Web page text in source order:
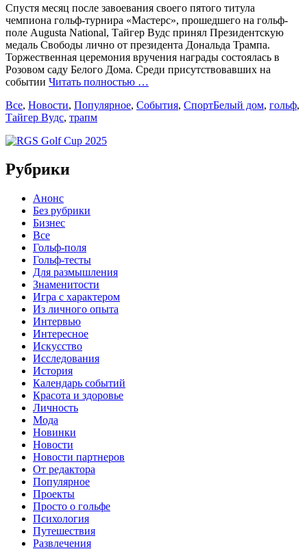
Спустя месяц после завоевания своего пятого титула
чемпиона гольф-турнира «Мастерс», прошедшего на гольф-
поле Augusta National, Тайгер Вудс принял Президентскую
медаль Свободы лично от президента Дональда Трампа.
Торжественная церемония вручения награды состоялась в
Розовом саду Белого Дома. Среди присутствовавших на
событии Читать полностью …
Categories
Все, Новости, Популярное, События, СпортTags
Белый дом, гольф,
Тайгер Вудс, трапм
Рубрики
Анонс
Без рубрики
Бизнес
Все
Гольф-поля
Гольф-тесты
Для размышления
Знаменитости
Игра с характером
Из личного опыта
Интервью
Интересное
Искусство
Исследования
История
Календарь событий
Красота и здоровье
Личность
Мода
Новинки
Новости
Новости партнеров
От редактора
Популярное
Проекты
Просто о гольфе
Психология
Путешествия
Развлечения